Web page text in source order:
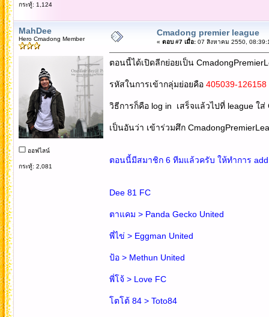
กระทู้: 1,124
MahDee
Hero Cmadong Member
ออฟไลน์
กระทู้: 2,081
Cmadong premier league
« ตอบ #7 เมื่อ:07 สิงหาคม 2550,
ตอนนี้ได้เปิดลีกย่อยเป็น
รหัสในการเข้ากลุ่มย่อยคือ 405039-126158
วิธีการก็คือ log in เสร็จแล้วไปที่ league ใส่
เป็นอันว่า เข้าร่วมศึก
ตอนนี้มีสมาชิก 6 ทีมแล้วครับ ให้ทำการ
Dee 81 FC
ตาแคม > Panda Gecko United
พี่ไข่ > Eggman United
ป้อ > Methun United
พี่โจ้ > Love FC
โตโต้ 84 > Toto84